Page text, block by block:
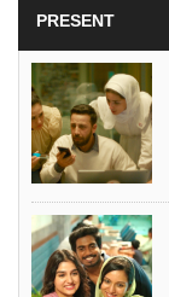
PRESENT